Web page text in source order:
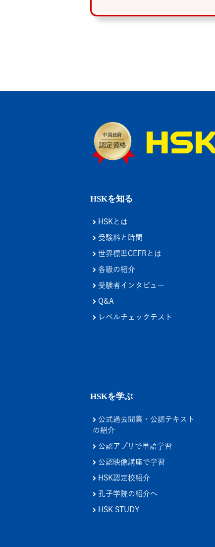
HSKを知る
HSKとは
受験料と時間
世界標準CEFRとは
各級の紹介
受験者インタビュー
Q&A
レベルチェックテスト
HSKを学ぶ
公式過去問集・公認テキスト
の紹介
公認アプリで単語学習
公認映像講座で学習
HSK認定校紹介
孔子学院の紹介へ
HSK STUDY